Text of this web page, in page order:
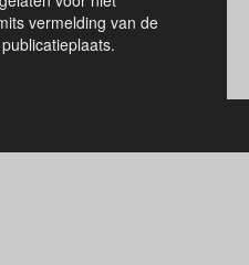
vermelding van de